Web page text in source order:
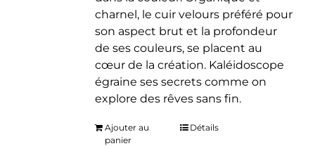
charnel, le cuir velours préféré pour
son aspect brut et la profondeur
de ses couleurs, se placent au
cœur de la création. Kaléidoscope
égraine ses secrets comme on
explore des rêves sans fin.
Ajouter au
panier
Détails